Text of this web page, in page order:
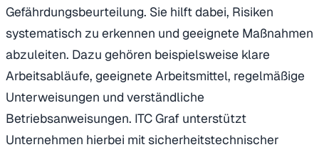
Gefährdungsbeurteilung. Sie hilft dabei, Risiken
systematisch zu erkennen und geeignete Maßnahmen
abzuleiten. Dazu gehören beispielsweise klare
Arbeitsabläufe, geeignete Arbeitsmittel, regelmäßige
Unterweisungen und verständliche
Betriebsanweisungen. ITC Graf unterstützt
Unternehmen hierbei mit sicherheitstechnischer